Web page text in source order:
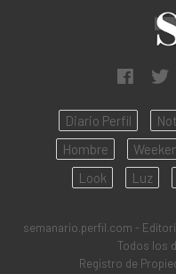
Diario Perfil
Hombre
Look
Luz
semanario.perfil.com -
Todos los
Registro de